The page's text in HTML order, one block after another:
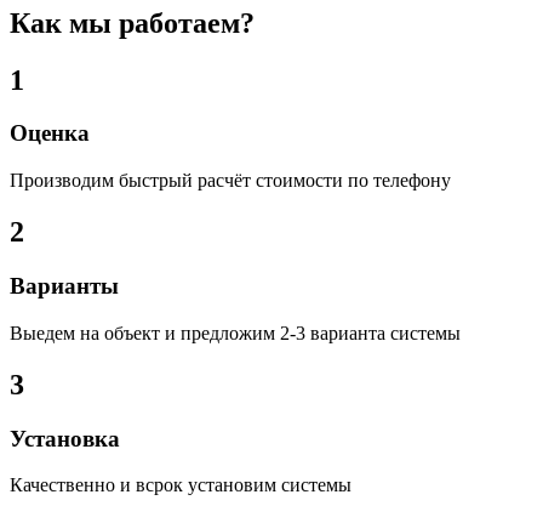
Как мы работаем?
1
Оценка
Производим быстрый расчёт стоимости по телефону
2
Варианты
Выедем на объект и предложим 2-3 варианта системы
3
Установка
Качественно и всрок установим системы